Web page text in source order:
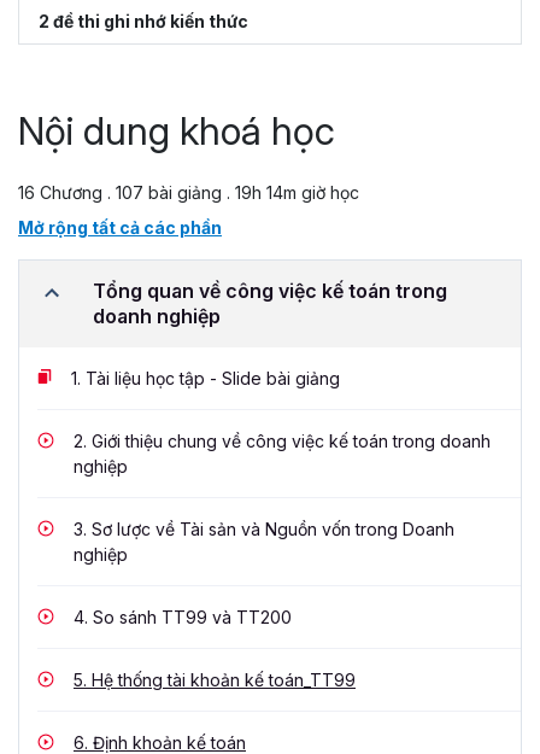
2 đề thi ghi nhớ kiến thức
Nội dung khoá học
16 Chương . 107 bài giảng . 19h 14m giờ học
Mở rộng tất cả các phần
Tổng quan về công việc kế toán trong
doanh nghiệp
1. Tài liệu học tập - Slide bài giảng
2. Giới thiệu chung về công việc kế toán trong doanh
nghiệp
3. Sơ lược về Tài sản và Nguồn vốn trong Doanh
nghiệp
4. So sánh TT99 và TT200
5. Hệ thống tài khoản kế toán_TT99
6. Định khoản kế toán